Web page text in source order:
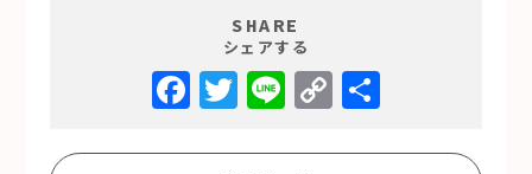
SHARE
シェアする
Facebook
Twitter
LineCopy
Link